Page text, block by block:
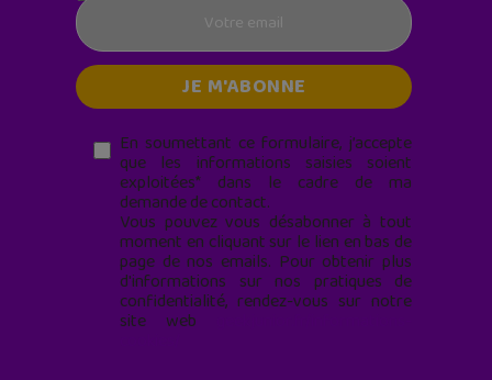
En soumettant ce formulaire, j’accepte
que les informations saisies soient
exploitées* dans le cadre de ma
demande de contact.
Vous pouvez vous désabonner à tout
moment en cliquant sur le lien en bas de
page de nos emails. Pour obtenir plus
d'informations sur nos pratiques de
confidentialité, rendez-vous sur notre
site web